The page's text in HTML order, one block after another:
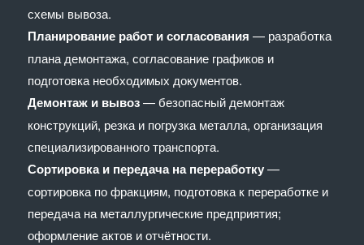
схемы вывоза.
Планирование работ и согласования — разработка
плана демонтажа, согласование графиков и
подготовка необходимых документов.
Демонтаж и вывоз— безопасный демонтаж
конструкций, резка и погрузка металла, организация
специализированного транспорта.
Сортировка и передача на переработку—
сортировка по фракциям, подготовка к переработке и
передача на металлургические предприятия;
оформление актов и отчётности.